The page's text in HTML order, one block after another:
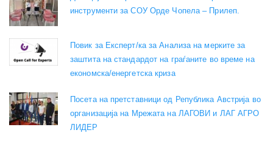
инструменти за СОУ Орде Чопела – Прилеп.
Повик за Експерт/ка за Анализа на мерките за
заштита на стандардот на граѓаните во време на
економска/енергетска криза
Посета на претставници од Република Австрија во
организација на Мрежата на ЛАГОВИ и ЛАГ АГРО
ЛИДЕР